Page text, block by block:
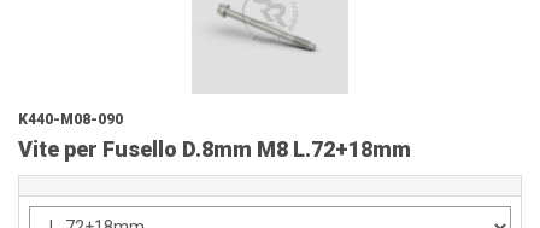
K440-M08-090
Vite per Fusello D.8mm M8 L.72+18mm